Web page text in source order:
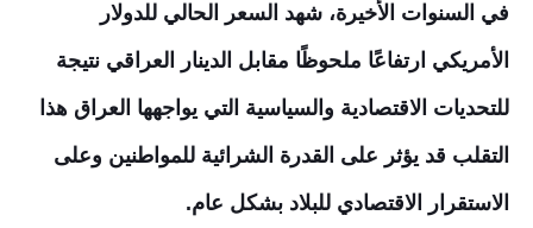
في السنوات الأخيرة، شهد السعر الحالي للدولار
الأمريكي ارتفاعًا ملحوظًا مقابل الدينار العراقي نتيجة
للتحديات الاقتصادية والسياسية التي يواجهها العراق هذا
التقلب قد يؤثر على القدرة الشرائية للمواطنين وعلى
الاستقرار الاقتصادي للبلاد بشكل عام.